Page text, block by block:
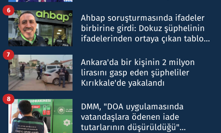
Ahbap soruşturmasında ifadeler
birbirine girdi: Dokuz şüphelinin
ifadelerinden ortaya çıkan tablo
6
Ankara'da bir kişinin 2 milyon
lirasını gasp eden şüpheliler
Kırıkkale'de yakalandı
7
DMM, "DOA uygulamasında
vatandaşlara ödenen iade
tutarlarının düşürüldüğü"
8